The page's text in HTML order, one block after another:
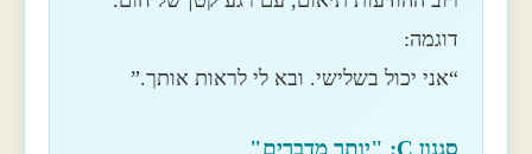
דוגמה:
“אני יכול בשלישי. ובא לי לראות אותך.”